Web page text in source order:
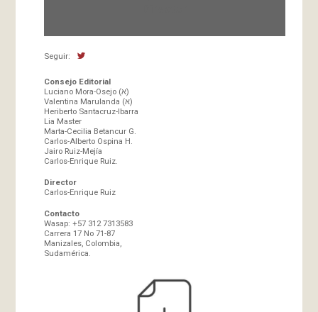
Seguir:
Consejo Editorial
Luciano Mora-Osejo (א)
Valentina Marulanda (א)
Heriberto Santacruz-Ibarra
Lia Master
Marta-Cecilia Betancur G.
Carlos-Alberto Ospina H.
Jairo Ruiz-Mejía
Carlos-Enrique Ruiz.
Director
Carlos-Enrique Ruiz
Contacto
Wasap: +57 312 7313583
Carrera 17 No 71-87
Manizales, Colombia,
Sudamérica.